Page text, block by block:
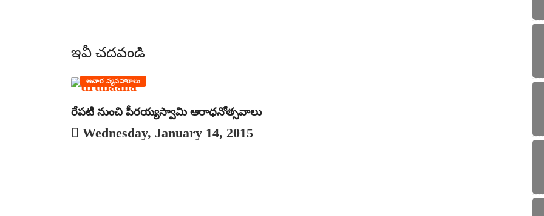
ఇవీ చదవండి
ఆచార వ్యవహారాలు
రేపటి నుంచి పీరయ్యస్వామి ఆరాధనోత్సవాలు
Wednesday, January 14, 2015